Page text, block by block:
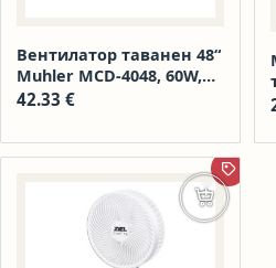
Вентилатор таванен 48“
Muhler MCD-4048, 60W,
метален
42.33 €
Добавяне